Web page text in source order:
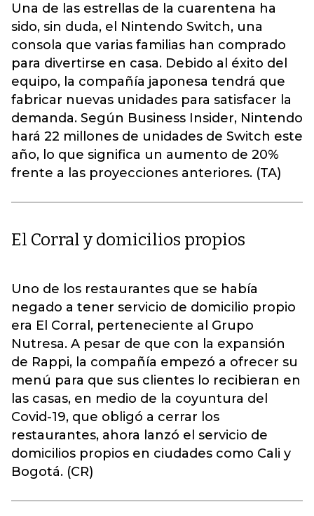
Una de las estrellas de la cuarentena ha
sido, sin duda, el Nintendo Switch, una
consola que varias familias han comprado
para divertirse en casa. Debido al éxito del
equipo, la compañía japonesa tendrá que
fabricar nuevas unidades para satisfacer la
demanda. Según Business Insider, Nintendo
hará 22 millones de unidades de Switch este
año, lo que significa un aumento de 20%
frente a las proyecciones anteriores. (TA)
El Corral y domicilios propios
Uno de los restaurantes que se había
negado a tener servicio de domicilio propio
era El Corral, perteneciente al Grupo
Nutresa. A pesar de que con la expansión
de Rappi, la compañía empezó a ofrecer su
menú para que sus clientes lo recibieran en
las casas, en medio de la coyuntura del
Covid-19, que obligó a cerrar los
restaurantes, ahora lanzó el servicio de
domicilios propios en ciudades como Cali y
Bogotá. (CR)